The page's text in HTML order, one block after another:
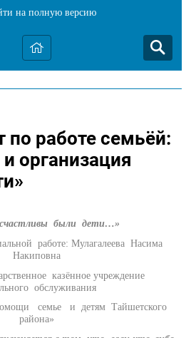
на полную версию
по работе семьёй:
организация
были дети…»
работе: Мулагалеева Насима
Накиповна
казённое учреждение
обслуживания
семье и детям Тайшетского
района»